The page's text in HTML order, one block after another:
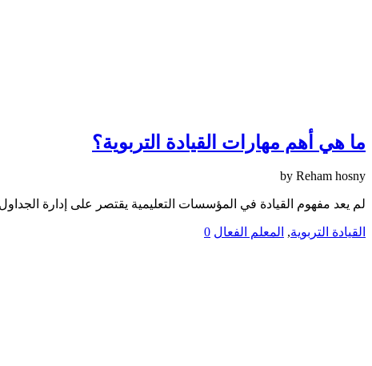
ما هي أهم مهارات القيادة التربوية؟
by Reham hosny
لم يعد مفهوم القيادة في المؤسسات التعليمية يقتصر على إدارة
القيادة التربوية, المعلم الفعال 0